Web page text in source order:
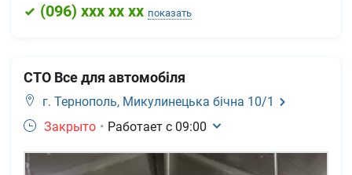
(096) xxx xx xx показать
СТО Все для автомобіля
г. Тернополь, Микулинецька бічна 10/1
Закрыто • Работает с 09:00